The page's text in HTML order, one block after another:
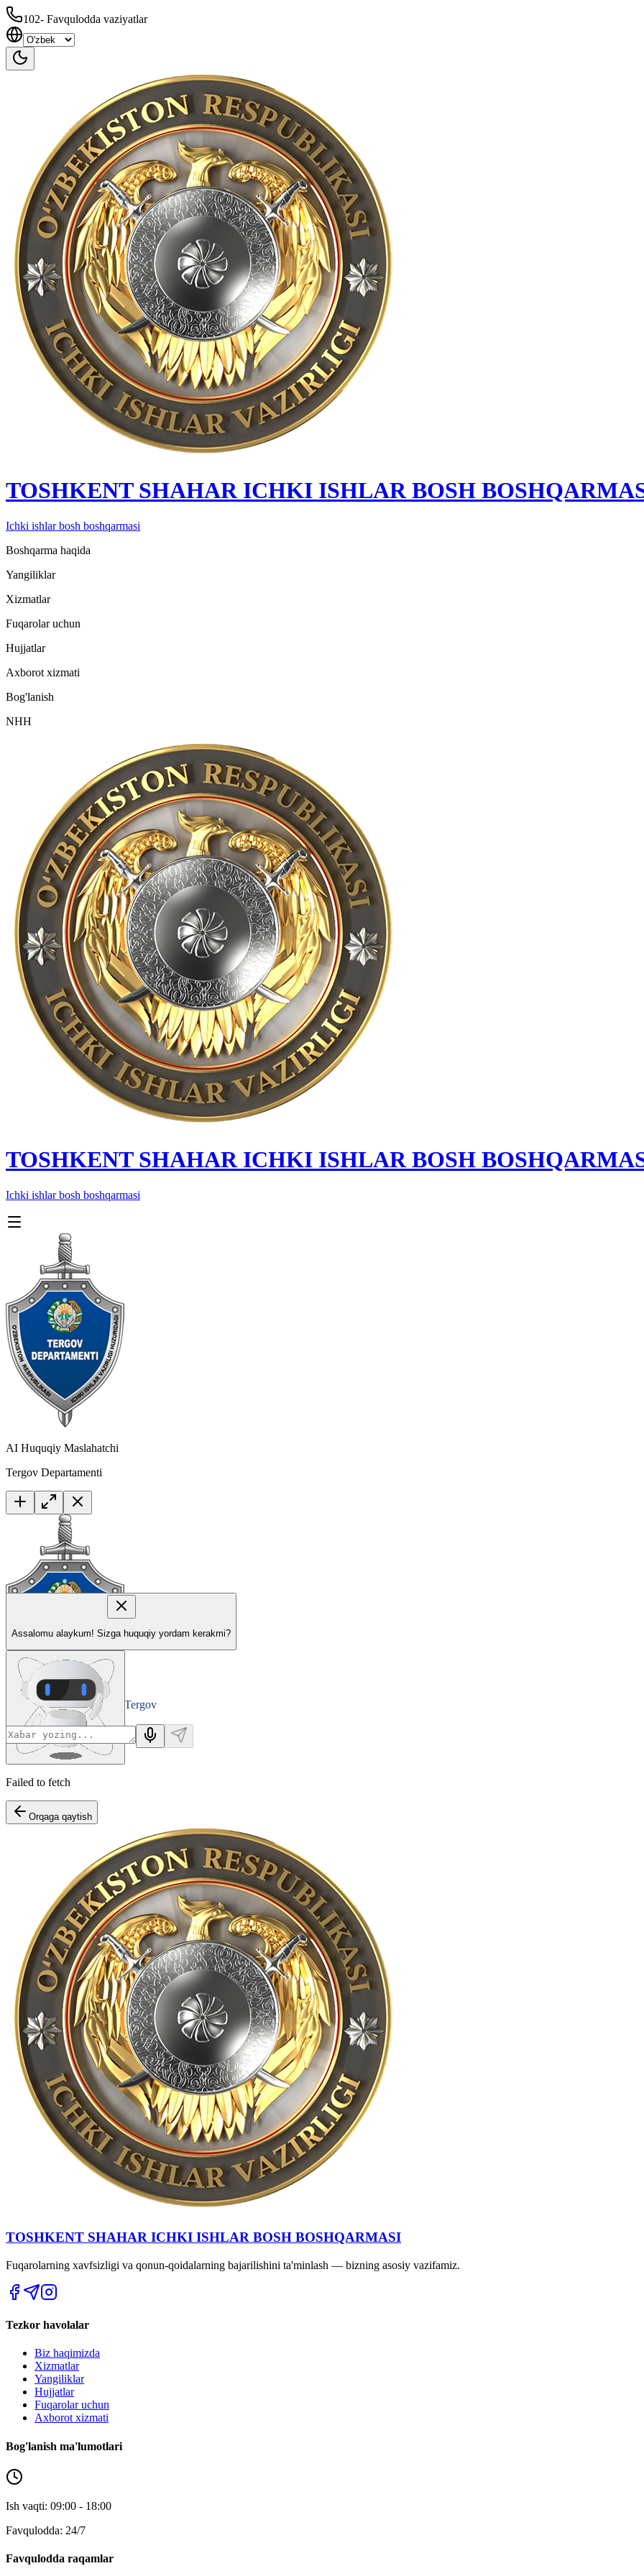
102- Favqulodda vaziyatlar
TOSHKENT SHAHAR IСHKI ISHLAR BOSH
Ichki ishlar bosh boshqarmasi
Boshqarma haqida
Yangiliklar
Xizmatlar
Fuqarolar uchun
Hujjatlar
Axborot xizmati
Bog'lanish
NHH
TOSHKENT SHAHAR IСHKI ISHLAR BOSH
Ichki ishlar bosh boshqarmasi
AI Huquqiy Maslahatchi
Tergov Departamenti
Tergov
Departamenti
Assalomu alaykum! Sizga huquqiy yordam kerakmi?
Failed to fetch
Orqaga qaytish
TOSHKENT SHAHAR IСHKI ISHLAR BOSH BOSHQARMASI
Fuqarolarning xavfsizligi va qonun-qoidalarning bajarilishini ta'minlash — bizning asosiy vazifamiz.
Tezkor havolalar
Biz haqimizda
Xizmatlar
Yangiliklar
Hujjatlar
Fuqarolar uchun
Axborot xizmati
Bog'lanish ma'lumotlari
Ish vaqti: 09:00 - 18:00
Favqulodda: 24/7
Favqulodda raqamlar